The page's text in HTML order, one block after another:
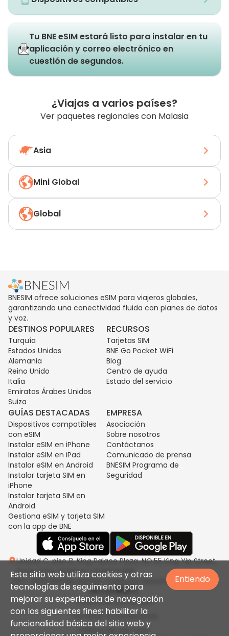
Tu BNE eSIM estará listo para instalar en tu
aplicación y correo electrónico en
cuestión de segundos.
¿Viajas a varios países?
Ver paquetes regionales con Malasia
Asia
Mini Global
Global
BNESIM ofrece soluciones eSIM para viajeros globales,
garantizando una conectividad fluida con planes de datos
y voz.
DESTINOS POPULARES
Turquía
Estados Unidos
Alemania
Reino Unido
Italia
Emiratos Árabes Unidos
Suiza
RECURSOS
Tarjetas SIM
BNE Go Pocket WiFi
Blog
Centro de ayuda
Estado del servicio
GUÍAS DESTACADAS
Dispositivos compatibles
con eSIM
Instalar eSIM en iPhone
Instalar eSIM en iPad
Instalar eSIM en Android
Instalar tarjeta SIM en
iPhone
Instalar tarjeta SIM en
Android
Gestiona eSIM y tarjeta SIM
con la app de BNE
EMPRESA
Asociación
Sobre nosotros
Contáctanos
Comunicado de prensa
BNESIM Programa de
Seguridad
Unidad C, piso 8, King Palace Plaza, NO:55 King Yip Street,
Kwun Tong, Kowloon, HONG KONG
2017-2026 BNESIM LIMITED. Todos los derechos reservados.
Política de privacidad
Términos & Condiciones
Política de uso justo
Este sitio web utiliza cookies y otras
tecnologías de seguimiento para
mejorar su experiencia de navegación
con los siguientes fines: habilitar la
funcionalidad básica del sitio web y
Entiendo